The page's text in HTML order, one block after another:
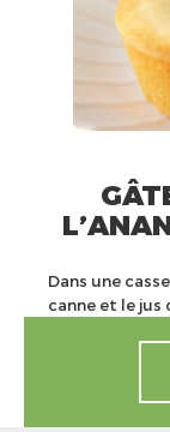
Dans une
canne et le jus